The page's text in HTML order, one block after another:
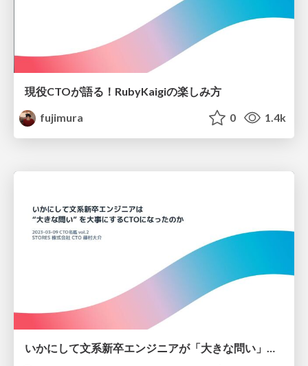
現役CTOが語る！RubyKaigiの楽しみ方
fujimura
0 1.4k